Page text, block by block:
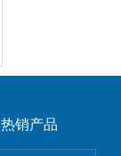
热销产品